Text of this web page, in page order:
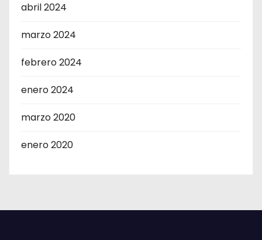
abril 2024
marzo 2024
febrero 2024
enero 2024
marzo 2020
enero 2020